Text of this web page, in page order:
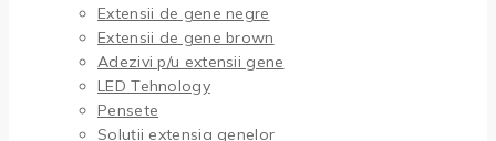
Extensii de gene negre
Extensii de gene brown
Adezivi p/u extensii gene
LED Tehnology
Pensete
Soluții extensia genelor